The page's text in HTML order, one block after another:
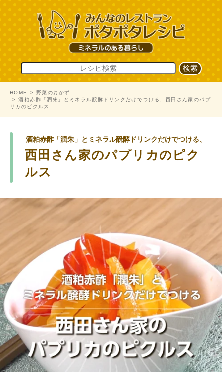
HOME
野菜のおかず
酒粕赤酢「潤朱」とミネラル醗酵ドリンクだけでつける、西田さん家のパプ
リカのピクルス
酒粕赤酢「潤朱」とミネラル醗酵ドリンクだけでつける、
西田さん家のパプリカのピク
ルス